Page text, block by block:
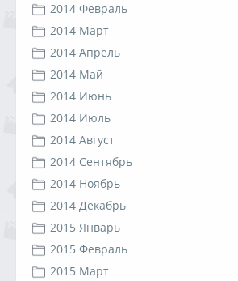
2014 Февраль
2014 Март
2014 Апрель
2014 Май
2014 Июнь
2014 Июль
2014 Август
2014 Сентябрь
2014 Ноябрь
2014 Декабрь
2015 Январь
2015 Февраль
2015 Март